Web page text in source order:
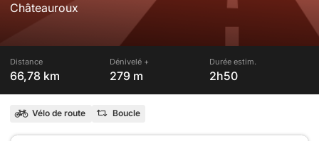
Châteauroux
Distance
66,78 km
Dénivelé +
279 m
Durée estim.
2h50
Vélo de route Boucle